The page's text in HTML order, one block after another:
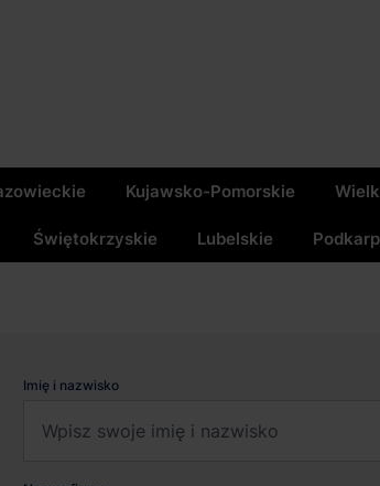
Kujawsko-Pomorskie
Świętokrzyskie Lubelskie
Imię i nazwisko